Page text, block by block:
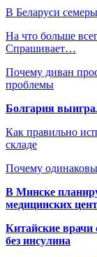
В Беларуси
На что больше
Спрашивает…
Почему диван
проблемы
Болгария
Как правильно
складе
Почему
В Минске
медицинских
Китайские врачи
без инсулина